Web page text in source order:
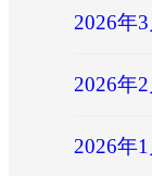
2026年3
2026年2
2026年1